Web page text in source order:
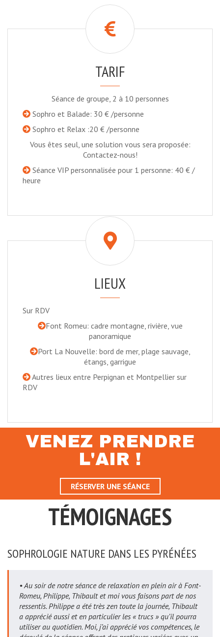
TARIF
Séance de groupe, 2 à 10 personnes
Sophro et Balade: 30 € /personne
Sophro et Relax :20 € /personne
Vous êtes seul, une solution vous sera proposée:
Contactez-nous!
Séance VIP personnalisée pour 1 personne: 40 € /
heure
LIEUX
Sur RDV
Font Romeu: cadre montagne, rivière, vue
panoramique
Port La Nouvelle: bord de mer, plage sauvage,
étangs, garrigue
Autres lieux entre Perpignan et Montpellier sur
RDV
VENEZ PRENDRE
L'AIR !
RÉSERVER UNE SÉANCE
TÉMOIGNAGES
SOPHROLOGIE NATURE DANS LES PYRÉNÉES
• Au soir de notre séance de relaxation en plein air à Font-
Romeu, Philippe, Thibault et moi vous faisons part de nos
ressentis. Philippe a été très zen toute la journée, Thibault
a apprécié aussi et en particulier les « trucs » qu’il pourra
utiliser au quotidien. Moi, j’ai apprécié vos compétences, le